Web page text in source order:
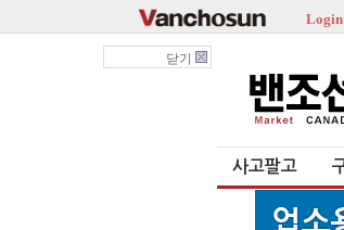
Login
닫기
사고팔고